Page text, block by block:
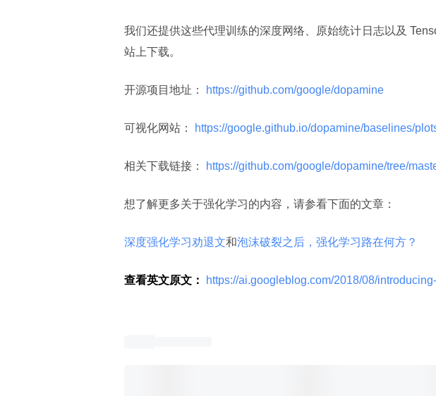
我们还提供这些代理训练的深度网络、原始统计日志以及
站上下载。
开源项目地址： https://github.com/google/dopamine
可视化网站： https://google.github.io/dopamine/baselines/
相关下载链接： https://github.com/google/dopamine/tree/
想了解更多关于强化学习的内容，请参看下面的文章：
深度强化学习劝退文和泡沫破裂之后，强化学习路在何方？
查看英文原文： https://ai.googleblog.com/2018/08/